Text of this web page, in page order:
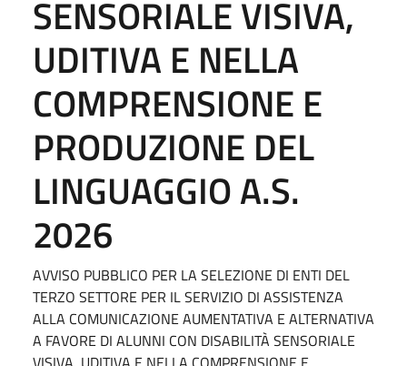
SENSORIALE VISIVA,
UDITIVA E NELLA
COMPRENSIONE E
PRODUZIONE DEL
LINGUAGGIO A.S.
2026
AVVISO PUBBLICO PER LA SELEZIONE DI ENTI DEL
TERZO SETTORE PER IL SERVIZIO DI ASSISTENZA
ALLA COMUNICAZIONE AUMENTATIVA E ALTERNATIVA
A FAVORE DI ALUNNI CON DISABILITÀ SENSORIALE